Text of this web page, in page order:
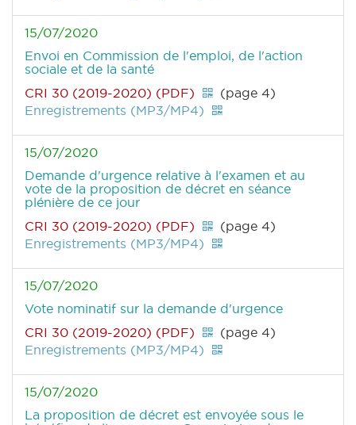
15/07/2020
Envoi en Commission de l'emploi, de l'action
sociale et de la santé
CRI 30 (2019-2020) (PDF)
(page 4)
Enregistrements (MP3/MP4)
15/07/2020
Demande d'urgence relative à l'examen et au
vote de la proposition de décret en séance
plénière de ce jour
CRI 30 (2019-2020) (PDF)
(page 4)
Enregistrements (MP3/MP4)
15/07/2020
Vote nominatif sur la demande d'urgence
CRI 30 (2019-2020) (PDF)
(page 4)
Enregistrements (MP3/MP4)
15/07/2020
La proposition de décret est envoyée sous le